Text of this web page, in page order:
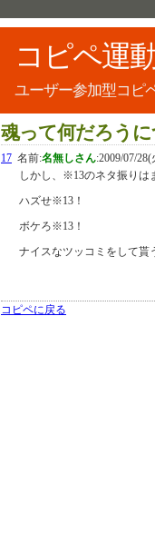
コピペ運
ユーザー参加型コピ
魂って何だろう
17 名前:名無しさん:2009/07/28(
しかし、※13のネタ振りは
ハズせ※13！
ボケろ※13！
ナイスなツッコミをして貰
コピペに戻る